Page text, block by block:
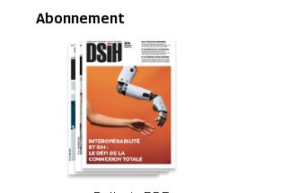
Abonnement